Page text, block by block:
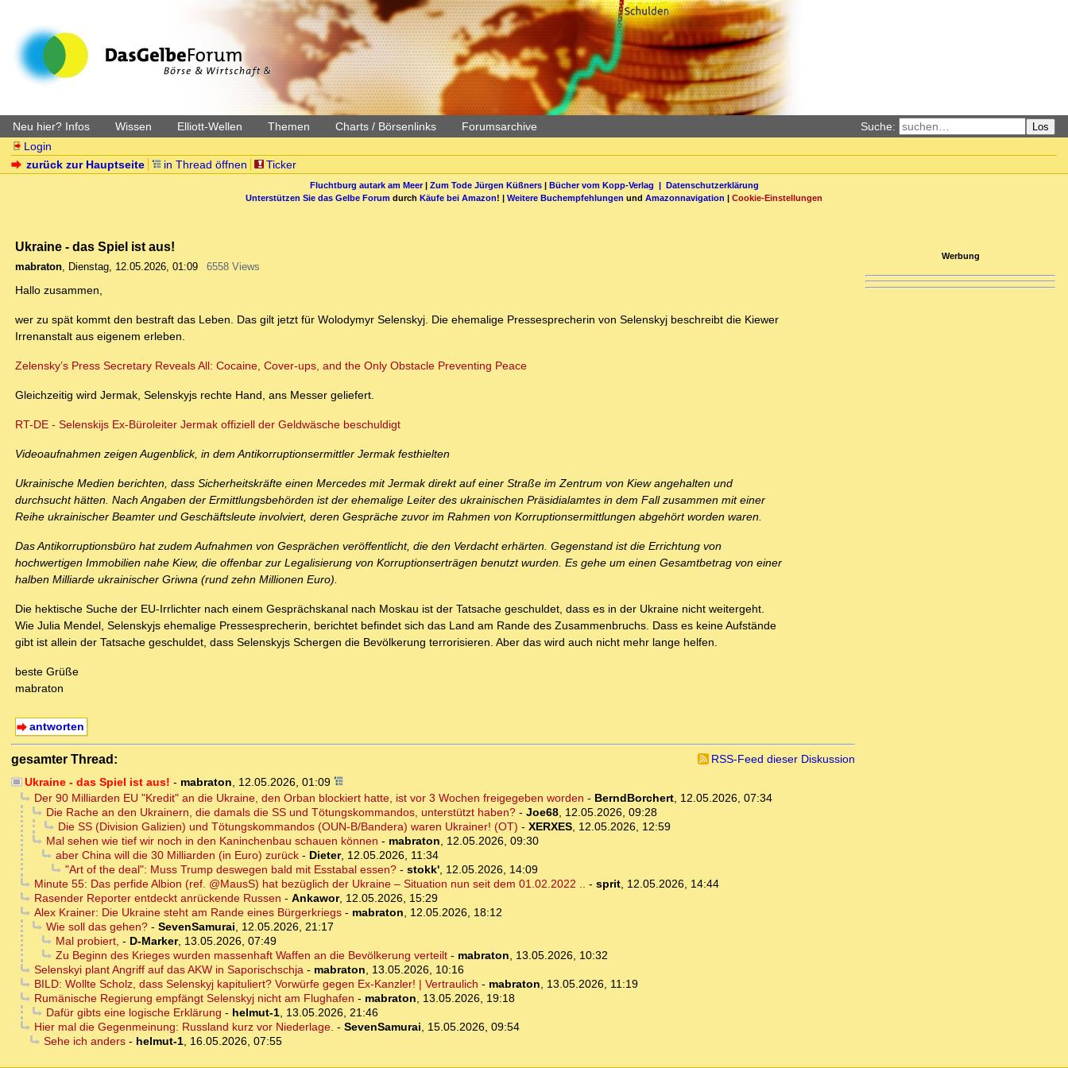
Neu hier? Infos Wissen Elliott-Wellen Themen Charts / Börsenlinks Forumsarchive Suche: Los
Login
zurück zur Hauptseite
in Thread öffnen Ticker
Fluchtburg autark am Meer| Zum Tode Jürgen Küßners| Bücher vom Kopp-Verlag | Datenschutzerklärung
Unterstützen Sie das Gelbe Forum durch Käufe bei Amazon! | Weitere Buchempfehlungen und Amazonnavigation | Cookie-Einstellungen
Ukraine - das Spiel ist aus!
mabraton, Dienstag, 12.05.2026, 01:09 6558 Views
Hallo zusammen,
wer zu spät kommt den bestraft das Leben. Das gilt jetzt für Wolodymyr Selenskyj. Die ehemalige Pressesprecherin von Selenskyj beschreibt die Kiewer
Irrenanstalt aus eigenem erleben.
Zelensky’s Press Secretary Reveals All: Cocaine, Cover-ups, and the Only Obstacle Preventing Peace
Gleichzeitig wird Jermak, Selenskyjs rechte Hand, ans Messer geliefert.
RT-DE - Selenskijs Ex-Büroleiter Jermak offiziell der Geldwäsche beschuldigt
Videoaufnahmen zeigen Augenblick, in dem Antikorruptionsermittler Jermak festhielten
Ukrainische Medien berichten, dass Sicherheitskräfte einen Mercedes mit Jermak direkt auf einer Straße im Zentrum von Kiew angehalten und
durchsucht hätten. Nach Angaben der Ermittlungsbehörden ist der ehemalige Leiter des ukrainischen Präsidialamtes in dem Fall zusammen mit einer
Reihe ukrainischer Beamter und Geschäftsleute involviert, deren Gespräche zuvor im Rahmen von Korruptionsermittlungen abgehört worden waren.
Das Antikorruptionsbüro hat zudem Aufnahmen von Gesprächen veröffentlicht, die den Verdacht erhärten. Gegenstand ist die Errichtung von
hochwertigen Immobilien nahe Kiew, die offenbar zur Legalisierung von Korruptionserträgen benutzt wurden. Es gehe um einen Gesamtbetrag von einer
halben Milliarde ukrainischer Griwna (rund zehn Millionen Euro).
Die hektische Suche der EU-Irrlichter nach einem Gesprächskanal nach Moskau ist der Tatsache geschuldet, dass es in der Ukraine nicht weitergeht.
Wie Julia Mendel, Selenskyjs ehemalige Pressesprecherin, berichtet befindet sich das Land am Rande des Zusammenbruchs. Dass es keine Aufstände
gibt ist allein der Tatsache geschuldet, dass Selenskyjs Schergen die Bevölkerung terrorisieren. Aber das wird auch nicht mehr lange helfen.
beste Grüße
mabraton
antworten
gesamter Thread:
RSS-Feed dieser Diskussion
Ukraine - das Spiel ist aus! - mabraton, 12.05.2026, 01:09
Der 90 Milliarden EU "Kredit" an die Ukraine, den Orban blockiert hatte, ist vor 3 Wochen freigegeben worden - BerndBorchert, 12.05.2026, 07:34
Die Rache an den Ukrainern, die damals die SS und Tötungskommandos, unterstützt haben?- Joe68, 12.05.2026, 09:28
Die SS (Division Galizien) und Tötungskommandos (OUN-B/Bandera) waren Ukrainer! (OT) - XERXES, 12.05.2026, 12:59
Mal sehen wie tief wir noch in den Kaninchenbau schauen können - mabraton, 12.05.2026, 09:30
aber China will die 30 Milliarden (in Euro) zurück- Dieter, 12.05.2026, 11:34
"Art of the deal": Muss Trump deswegen bald mit Esstabal essen?- stokk', 12.05.2026, 14:09
Minute 55: Das perfide Albion (ref. @MausS) hat bezüglich der Ukraine – Situation nun seit dem 01.02.2022 .. - sprit, 12.05.2026, 14:44
Rasender Reporter entdeckt anrückende Russen - Ankawor, 12.05.2026, 15:29
Alex Krainer: Die Ukraine steht am Rande eines Bürgerkriegs- mabraton, 12.05.2026, 18:12
Wie soll das gehen?- SevenSamurai, 12.05.2026, 21:17
Mal probiert, - D-Marker, 13.05.2026, 07:49
Zu Beginn des Krieges wurden massenhaft Waffen an die Bevölkerung verteilt- mabraton, 13.05.2026, 10:32
Selenskyi plant Angriff auf das AKW in Saporischschja- mabraton, 13.05.2026, 10:16
BILD: Wollte Scholz, dass Selenskyj kapituliert? Vorwürfe gegen Ex-Kanzler! | Vertraulich - mabraton, 13.05.2026, 11:19
Rumänische Regierung empfängt Selenskyj nicht am Flughafen - mabraton, 13.05.2026, 19:18
Dafür gibts eine logische Erklärung - helmut-1, 13.05.2026, 21:46
Hier mal die Gegenmeinung: Russland kurz vor Niederlage. - SevenSamurai, 15.05.2026, 09:54
Sehe ich anders- helmut-1, 16.05.2026, 07:55
Werbung